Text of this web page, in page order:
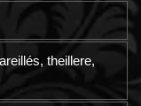
theillere,